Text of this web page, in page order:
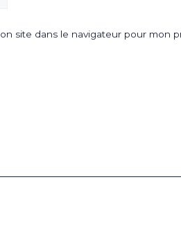
site dans le navigateur pour mon